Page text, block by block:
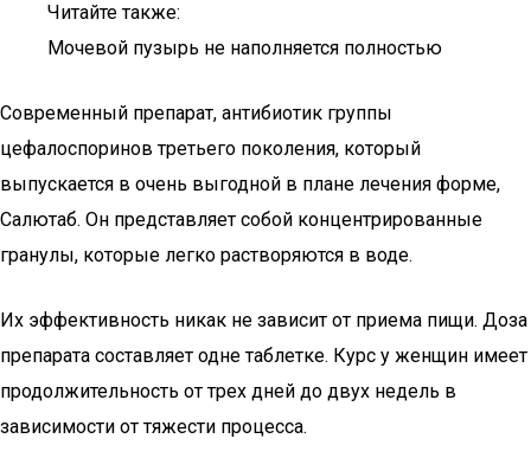
Читайте также:
Мочевой пузырь не наполняется полностью
Современный препарат, антибиотик группы
цефалоспоринов третьего поколения, который
выпускается в очень выгодной в плане лечения форме,
Салютаб. Он представляет собой концентрированные
гранулы, которые легко растворяются в воде.
Их эффективность никак не зависит от приема пищи. Доза
препарата составляет однe таблеткe. Курс у женщин имеет
продолжительность от трех дней до двух недель в
зависимости от тяжести процесса.